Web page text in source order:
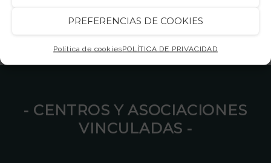
PREFERENCIAS DE COOKIES
Política de cookiesPOLÍTICA DE PRIVACIDAD
⁃ CENTROS Y ASOCIACIONES
VINCULADAS ⁃